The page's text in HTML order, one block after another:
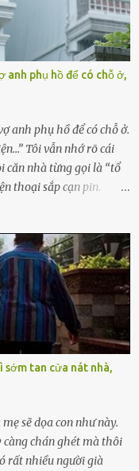
ký vào giấy từ chối
như một trường hợp bị
Lệ Mi – vẫn đang
chuyện gì xảy ra.
công tác tại địa phương,
lặng lẽ. Nét mặt đỏ
anh phụ hồ để có chỗ ở,
anh phụ hồ để có chỗ ở.
Tôi vẫn nhớ rõ cái
căn nhà từng gọi là “tổ
thoại sắp cạn pin.
cái thân bất tài chỉ biết
cửa trước mặt tôi.
án lạnh lùng. Tôi
đâu, về đâu. Bố mẹ tôi
cũng thưa thớt, chẳng
tá túc. Bạn bè? Ai cũng
đặt cược cả thanh
lại chính mình. Tôi lên
phố và nỗi đau. Tôi v...
sớm tan cửa nát nhà,
sẽ dọa con như này.
càng chán ghét mà thôi
rất nhiều người già